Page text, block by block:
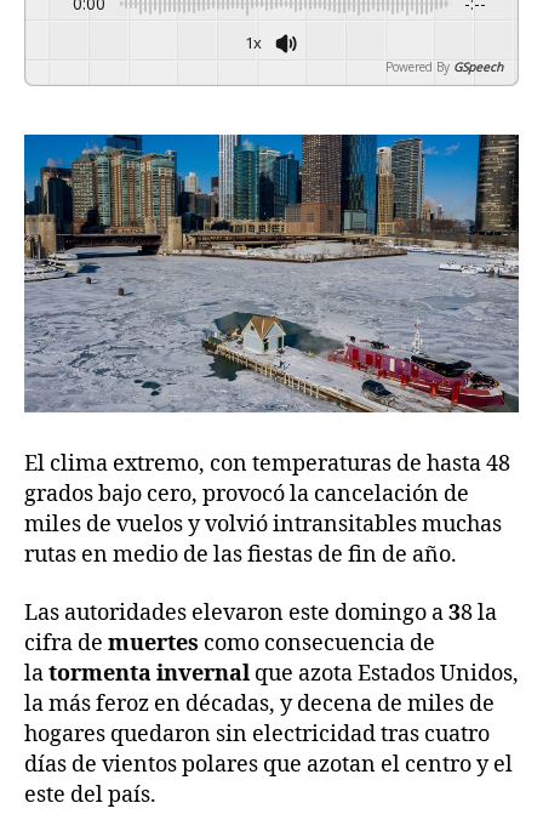
1x
Powered By GSpeech
El clima extremo, con temperaturas de hasta 48
grados bajo cero, provocó la cancelación de
miles de vuelos y volvió intransitables muchas
rutas en medio de las fiestas de fin de año.
Las autoridades elevaron este domingo a38 la
cifra de muertes como consecuencia de
latormenta invernal que azota Estados Unidos,
la más feroz en décadas, y decena de miles de
hogares quedaron sin electricidad tras cuatro
días de vientos polares que azotan el centro y el
este del país.